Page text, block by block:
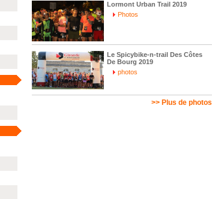
Lormont Urban Trail 2019
Photos
Le Spicybike-n-trail Des Côtes
De Bourg 2019
photos
>> Plus de photos